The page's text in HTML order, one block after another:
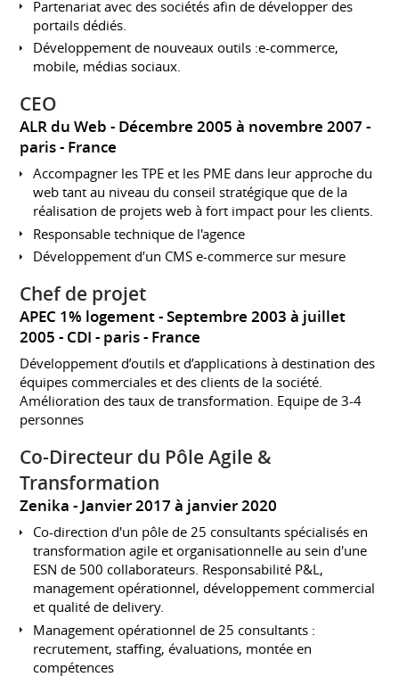
Partenariat avec des sociétés afin de développer des
portails dédiés.
Développement de nouveaux outils :e-commerce,
mobile, médias sociaux.
CEO
ALR du Web
Décembre 2005 à novembre 2007
paris
France
Accompagner les TPE et les PME dans leur approche du
web tant au niveau du conseil stratégique que de la
réalisation de projets web à fort impact pour les clients.
Responsable technique de l'agence
Développement d’un CMS e-commerce sur mesure
Chef de projet
APEC 1% logement
Septembre 2003 à juillet
2005 CDI paris France
Développement d’outils et d’applications à destination des
équipes commerciales et des clients de la société.
Amélioration des taux de transformation. Equipe de 3-4
personnes
Co-Directeur du Pôle Agile &
Transformation
Zenika Janvier 2017 à janvier 2020
Co-direction d'un pôle de 25 consultants spécialisés en
transformation agile et organisationnelle au sein d'une
ESN de 500 collaborateurs. Responsabilité P&L,
management opérationnel, développement commercial
et qualité de delivery.
Management opérationnel de 25 consultants :
recrutement, staffing, évaluations, montée en
compétences